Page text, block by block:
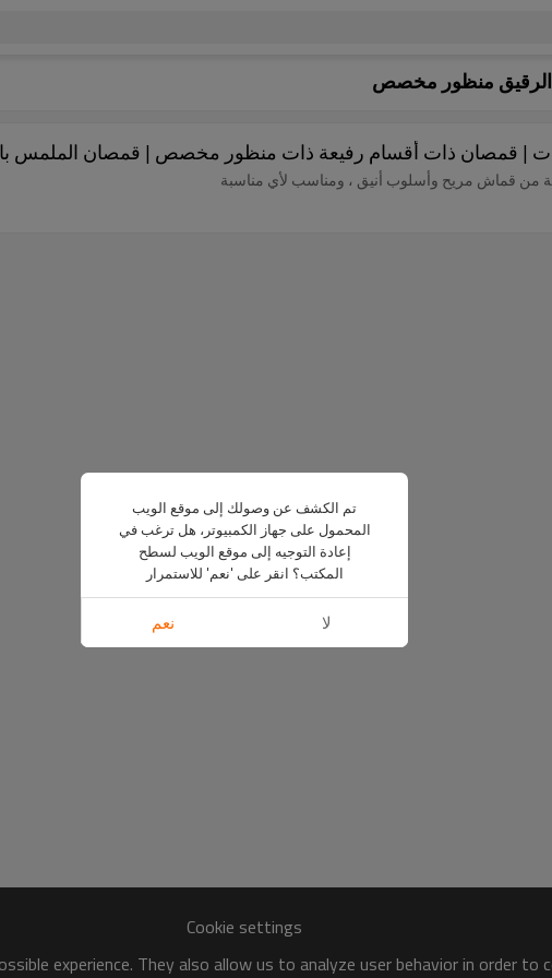
منظور مخصص
| قمصان ذات أقسام رفيعة ذات منظور مخصص | قمصان الملمس
قماش مريح وأسلوب أنيق ، ومناسب لأي مناسبة
Cookie settings
experience. They also allow us to analyze user behavior in order
تم الكشف عن وصولك إلى موقع الويب
المحمول على جهاز الكمبيوتر، هل ترغب في
إعادة التوجيه إلى موقع الويب لسطح
المكتب؟ انقر على 'نعم' للاستمرار
لا نعم